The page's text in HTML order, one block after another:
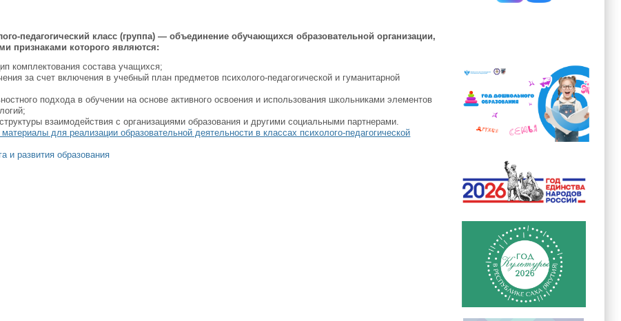
педагогический класс (группа) — объединение обучающихся образовательной организации,
признаками которого являются:
комплектования состава учащихся;
за счет включения в учебный план предметов психолого-педагогической и гуманитарной
подхода в обучении на основе активного освоения и использования школьниками элементов
взаимодействия с организациями образования и другими социальными партнерами.
для реализации образовательной деятельности в классах психолого-педагогической
и развития образования